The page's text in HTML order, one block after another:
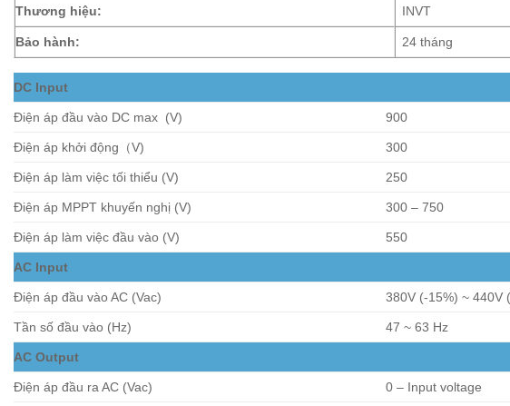
Thương hiệu: INVT
Bảo hành: 24 tháng
DC Input
Điện áp đầu vào DC max (V) 900
Điện áp khởi động（V) 300
Điện áp làm việc tối thiểu (V) 250
Điện áp MPPT khuyến nghị (V) 300 – 750
Điện áp làm việc đầu vào (V) 550
AC Input
Điện áp đầu vào AC (Vac) 380V (-15%) ~ 440V
Tần số đầu vào (Hz) 47 ~ 63 Hz
AC Output
Điện áp đầu ra AC (Vac) 0 – Input voltage